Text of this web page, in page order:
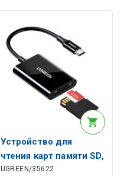
Устройство для
чтения карт памяти SD,
microSD USB-C 3.1,
UGREEN/35622